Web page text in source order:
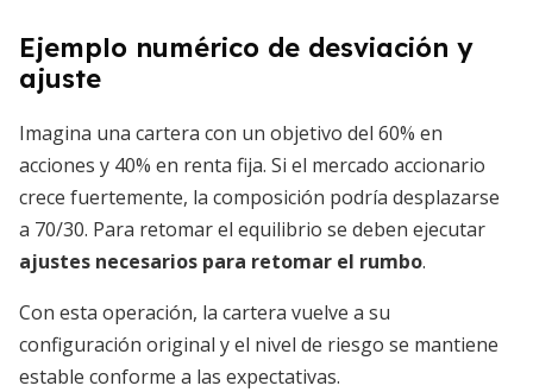
Ejemplo numérico de desviación y
ajuste
Imagina una cartera con un objetivo del 60% en
acciones y 40% en renta fija. Si el mercado accionario
crece fuertemente, la composición podría desplazarse
a 70/30. Para retomar el equilibrio se deben ejecutar
ajustes necesarios para retomar el rumbo.
Con esta operación, la cartera vuelve a su
configuración original y el nivel de riesgo se mantiene
estable conforme a las expectativas.